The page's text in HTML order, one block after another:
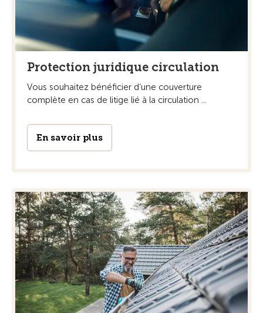
Protection juridique circulation
Vous souhaitez bénéficier d’une couverture
complète en cas de litige lié à la circulation ...
En savoir plus